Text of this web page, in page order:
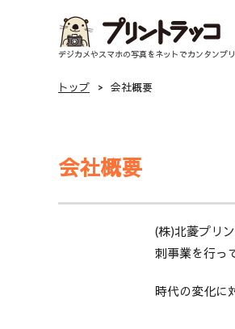
デジカメやスマホの写真をネットでカンタンプ
トップ > 会社概要
会社概要
(株)北菱プリ
刺事業を行っ
時代の変化に